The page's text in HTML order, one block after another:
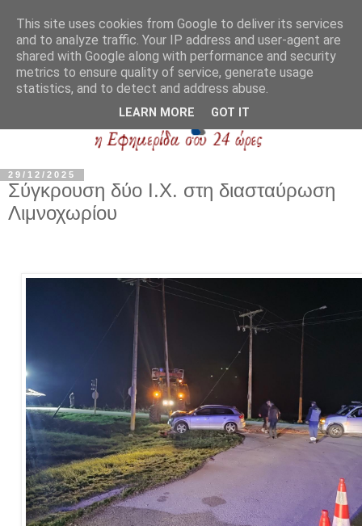
29/12/2025
Σύγκρουση δύο Ι.Χ. στη διασταύρωση
Λιμνοχωρίου
This site uses cookies from Google to deliver its services
and to analyze traffic. Your IP address and user-agent are
shared with Google along with performance and security
metrics to ensure quality of service, generate usage
statistics, and to detect and address abuse.
LEARN MORE GOT IT